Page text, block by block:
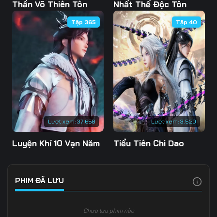
Tập 103 Tập 104 Tập 105
Tập 106 Tập 107 Tập 108
Tập 109 Tập 110 Tập 111
Tập 112 Tập 113 Tập 114
Tập 115 Tập 116 Tập 117
Tập 118 Tập 119 Tập 120
Tập 121 Tập 122 Tập 123
Thần Võ Thiên Tôn Nhất Thế Độc Tôn
Lượt xem: 37.658
Tập 365
Luyện Khí 10 Vạn Năm
Lượt xem: 3.520
Tập 40
Tiểu Tiên Chi Dao
PHIM ĐÃ LƯU
Chưa lưu phim nào